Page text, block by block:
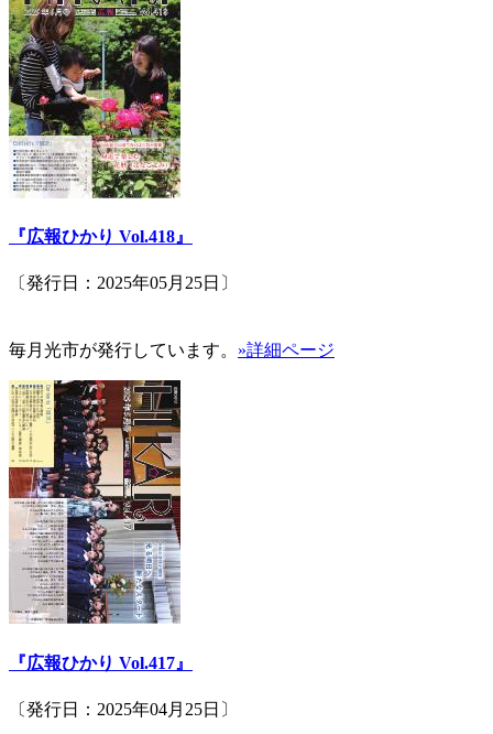
『広報ひかり Vol.418』
〔発行日：2025年05月25日〕
毎月光市が発行しています。 »詳細ページ
『広報ひかり Vol.417』
〔発行日：2025年04月25日〕